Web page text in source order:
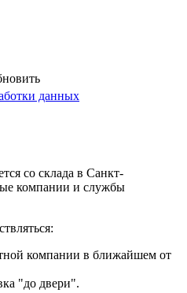
данных
со склада в Санкт-
компании и службы
компании в ближайшем от
"до двери".